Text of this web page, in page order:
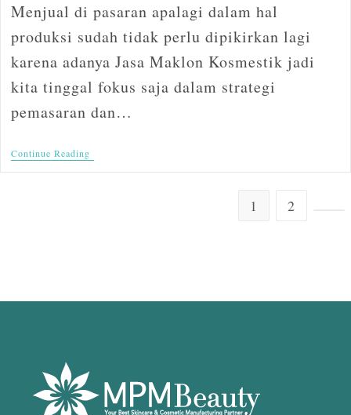
Menjual di pasaran apalagi dalam hal
produksi sudah tidak perlu dipikirkan lagi
karena adanya Jasa Maklon Kosmestik jadi
kita tinggal fokus saja dalam strategi
pemasaran dan…
Continue Reading
1 2